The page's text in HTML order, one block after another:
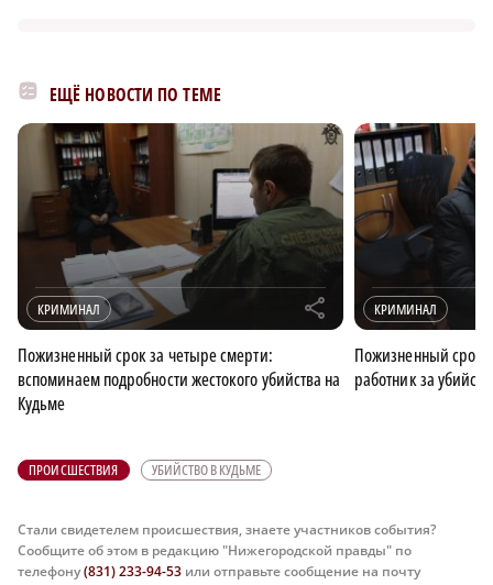
ЕЩЁ НОВОСТИ ПО ТЕМЕ
КРИМИНАЛ r
Пожизненный срок за четыре смерти:
вспоминаем подробности жестокого убийства на
Кудьме
КРИМИНАЛ
Пожизненный срок
работник за
ПРОИСШЕСТВИЯ УБИЙСТВО В КУДЬМЕ
Стали свидетелем происшествия, знаете участников события?
Сообщите об этом в редакцию "Нижегородской правды" по
телефону(831) 233-94-53 или отправьте сообщение на почту